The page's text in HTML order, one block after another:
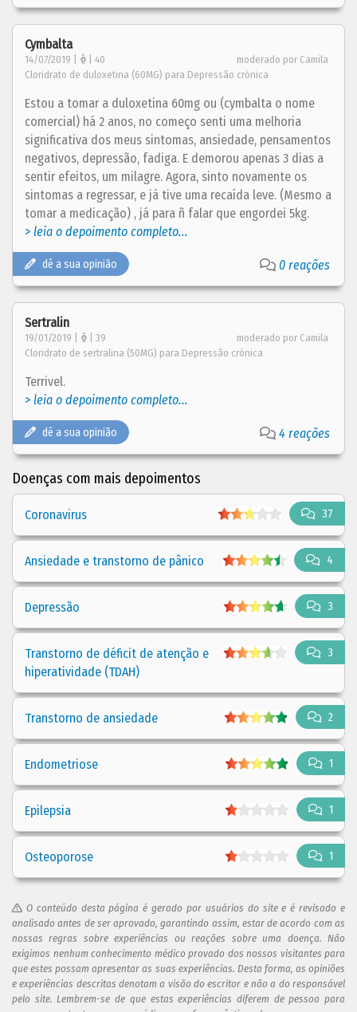
Cymbalta
14/07/2019 | | 40
moderado por Camila
Cloridrato de duloxetina (60MG) para Depressão crónica
Estou a tomar a duloxetina 60mg ou (cymbalta o nome
comercial) há 2 anos, no começo senti uma melhoria
significativa dos meus sintomas, ansiedade, pensamentos
negativos, depressão, fadiga. E demorou apenas 3 dias a
sentir efeitos, um milagre. Agora, sinto novamente os
sintomas a regressar, e já tive uma recaída leve. (Mesmo a
tomar a medicação) , já para ñ falar que engordei 5kg.
> leia o depoimento completo...
dê a sua opinião 0 reações
Sertralin
19/01/2019 | | 39
moderado por Camila
Cloridrato de sertralina (50MG) para Depressão crónica
Terrivel.
> leia o depoimento completo...
dê a sua opinião 4 reações
Doenças com mais depoimentos
37
Coronavirus
4
Ansiedade e transtorno de pânico
3
Depressão
3
Transtorno de déficit de atenção e
hiperatividade (TDAH)
2
Transtorno de ansiedade
1
Endometriose
1
Epilepsia
1
Osteoporose
O conteúdo desta página é gerado por usuários do site e é revisado e
analisado antes de ser aprovado, garantindo assim, estar de acordo com as
nossas regras sobre experiências ou reações sobre uma doença. Não
exigimos nenhum conhecimento médico provado dos nossos visitantes para
que estes possam apresentar as suas experiências. Desta forma, as opiniões
e experiências descritas denotam a visão do escritor e não a do responsável
pelo site. Lembrem-se de que estas experiências diferem de pessoa para